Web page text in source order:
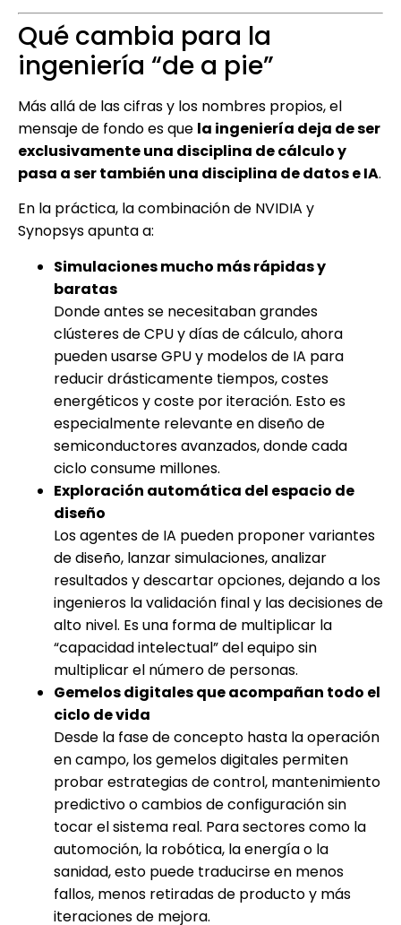
Qué cambia para la
ingeniería “de a pie”
Más allá de las cifras y los nombres propios, el
mensaje de fondo es que la ingeniería deja de ser
exclusivamente una disciplina de cálculo y
pasa a ser también una disciplina de datos e IA.
En la práctica, la combinación de NVIDIA y
Synopsys apunta a:
Simulaciones mucho más rápidas y
baratas
Donde antes se necesitaban grandes
clústeres de CPU y días de cálculo, ahora
pueden usarse GPU y modelos de IA para
reducir drásticamente tiempos, costes
energéticos y coste por iteración. Esto es
especialmente relevante en diseño de
semiconductores avanzados, donde cada
ciclo consume millones.
Exploración automática del espacio de
diseño
Los agentes de IA pueden proponer variantes
de diseño, lanzar simulaciones, analizar
resultados y descartar opciones, dejando a los
ingenieros la validación final y las decisiones de
alto nivel. Es una forma de multiplicar la
“capacidad intelectual” del equipo sin
multiplicar el número de personas.
Gemelos digitales que acompañan todo el
ciclo de vida
Desde la fase de concepto hasta la operación
en campo, los gemelos digitales permiten
probar estrategias de control, mantenimiento
predictivo o cambios de configuración sin
tocar el sistema real. Para sectores como la
automoción, la robótica, la energía o la
sanidad, esto puede traducirse en menos
fallos, menos retiradas de producto y más
iteraciones de mejora.